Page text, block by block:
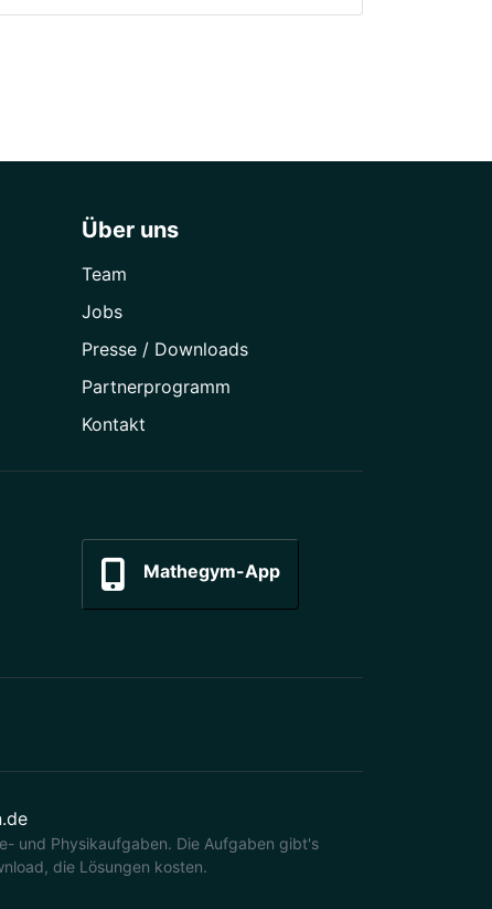
Über uns
Team
Jobs
Presse / Downloads
Partner­programm
Kontakt
Mathegym-App
und Physikaufgaben. Die Aufgaben gibt's
die Lösungen kosten.